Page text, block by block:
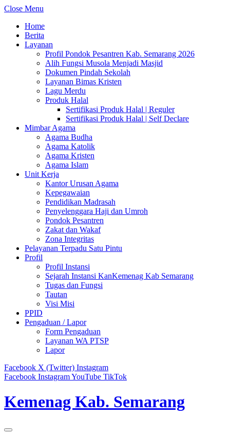
Close Menu
Home
Berita
Layanan
Profil Pondok Pesantren Kab. Semarang 2026
Alih Fungsi Musola Menjadi Masjid
Dokumen Pindah Sekolah
Layanan Bimas Kristen
Lagu Merdu
Produk Halal
Sertifikasi Produk Halal | Reguler
Sertifikasi Produk Halal | Self Declare
Mimbar Agama
Agama Budha
Agama Katolik
Agama Kristen
Agama Islam
Unit Kerja
Kantor Urusan Agama
Kepegawaian
Pendidikan Madrasah
Penyelenggara Haji dan Umroh
Pondok Pesantren
Zakat dan Wakaf
Zona Integritas
Pelayanan Terpadu Satu Pintu
Profil
Profil Instansi
Sejarah Instansi KanKemenag Kab Semarang
Tugas dan Fungsi
Tautan
Visi Misi
PPID
Pengaduan / Lapor
Form Pengaduan
Layanan WA PTSP
Lapor
Facebook X (Twitter) Instagram
Facebook InstagramYouTube TikTok
Kemenag Kab. Semarang